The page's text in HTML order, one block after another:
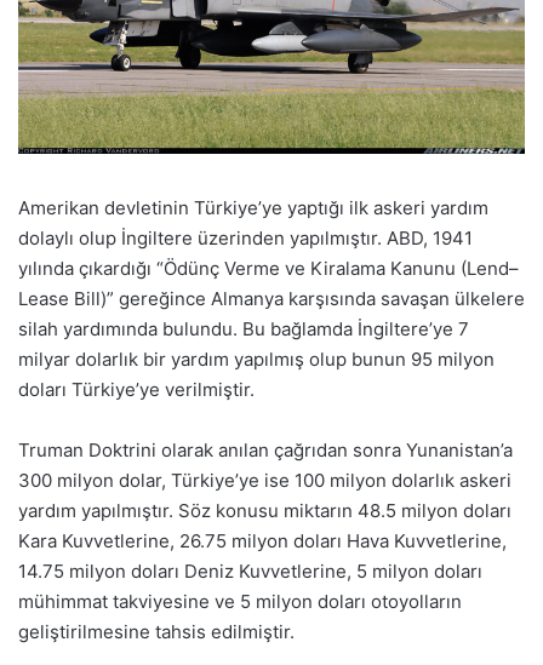
Amerikan devletinin Türkiye’ye yaptığı ilk askeri yardım
dolaylı olup İngiltere üzerinden yapılmıştır. ABD, 1941
yılında çıkardığı “Ödünç Verme ve Kiralama Kanunu (Lend–
Lease Bill)” gereğince Almanya karşısında savaşan ülkelere
silah yardımında bulundu. Bu bağlamda İngiltere’ye 7
milyar dolarlık bir yardım yapılmış olup bunun 95 milyon
doları Türkiye’ye verilmiştir.
Truman Doktrini olarak anılan çağrıdan sonra Yunanistan’a
300 milyon dolar, Türkiye’ye ise 100 milyon dolarlık askeri
yardım yapılmıştır. Söz konusu miktarın 48.5 milyon doları
Kara Kuvvetlerine, 26.75 milyon doları Hava Kuvvetlerine,
14.75 milyon doları Deniz Kuvvetlerine, 5 milyon doları
mühimmat takviyesine ve 5 milyon doları otoyolların
geliştirilmesine tahsis edilmiştir.